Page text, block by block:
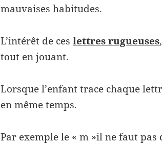
mauvaises habitudes.
L’intérêt de ceslettres rugueuses
tout en jouant.
Lorsque l’enfant trace chaque
en même temps.
Par exemple le « m »il ne faut pas